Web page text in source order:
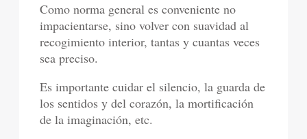
Como norma general es conveniente no
impacientarse, sino volver con suavidad al
recogimiento interior, tantas y cuantas veces
sea preciso.
Es importante cuidar el silencio, la guarda de
los sentidos y del corazón, la mortificación
de la imaginación, etc.